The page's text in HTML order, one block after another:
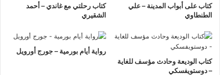
كتاب على أبواب المدينة – علي
الطنطاوي
كتاب رحلتي مع غاندي – أحمد
الشقيري
كتاب الوديعة وحادث مؤسف للغاية
– دوستويفسكي
رواية أيام بورمية – جورج أورويل